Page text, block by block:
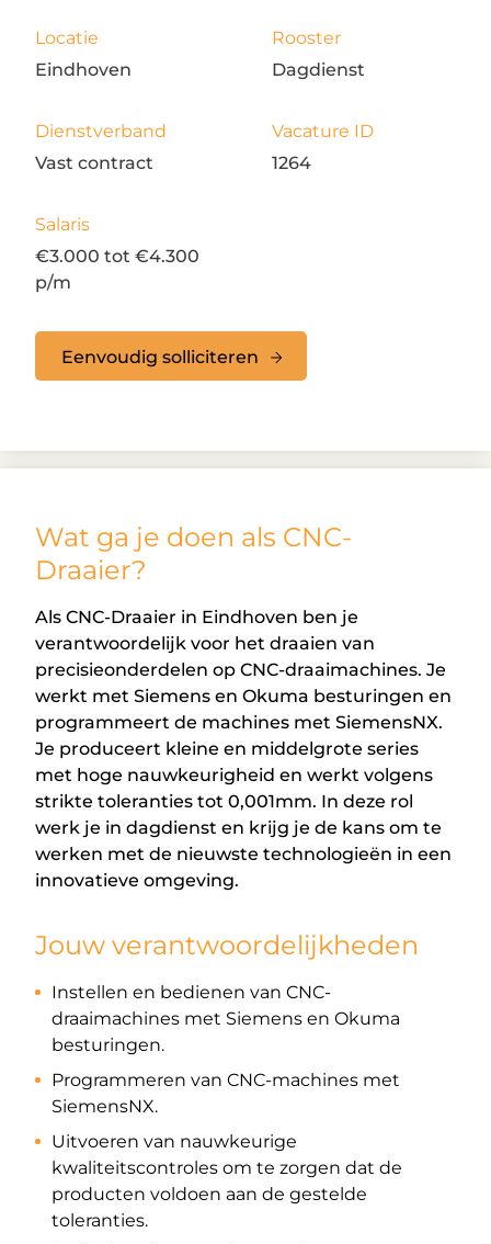
Locatie
Eindhoven
Rooster
Dagdienst
Dienstverband
Vast contract
Vacature ID
1264
Salaris
€3.000 tot €4.300
p/m
Eenvoudig solliciteren
Wat ga je doen als CNC-
Draaier?
Als CNC-Draaier in Eindhoven ben je
verantwoordelijk voor het draaien van
precisieonderdelen op CNC-draaimachines. Je
werkt met Siemens en Okuma besturingen en
programmeert de machines met SiemensNX.
Je produceert kleine en middelgrote series
met hoge nauwkeurigheid en werkt volgens
strikte toleranties tot 0,001mm. In deze rol
werk je in dagdienst en krijg je de kans om te
werken met de nieuwste technologieën in een
innovatieve omgeving.
Jouw verantwoordelijkheden
Instellen en bedienen van CNC-
draaimachines met Siemens en Okuma
besturingen.
Programmeren van CNC-machines met
SiemensNX.
Uitvoeren van nauwkeurige
kwaliteitscontroles om te zorgen dat de
producten voldoen aan de gestelde
toleranties.